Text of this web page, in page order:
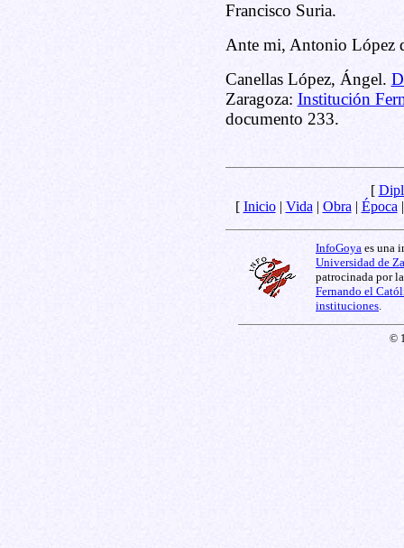
Francisco Suria.
Ante mi, Antonio López
Canellas López, Ángel.
Zaragoza: Institución
documento 233.
[
[ Inicio| Vida | Obra | Época
InfoGoya es una
Universidad de
patrocinada por
Fernando el
instituciones
©